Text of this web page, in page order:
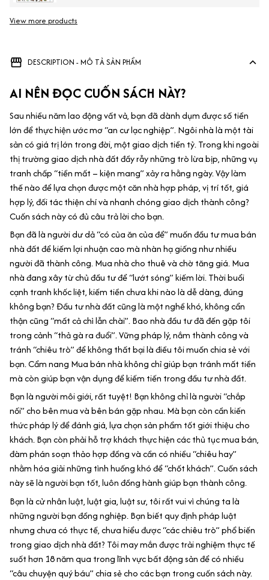
View more products
DESCRIPTION - MÔ TẢ SẢN PHẨM
AI NÊN ĐỌC CUỐN SÁCH NÀY?
Sau nhiều năm lao động vất vả, bạn đã dành dụm được số tiền
lớn để thực hiện ước mơ “an cư lạc nghiệp”. Ngôi nhà là một tài
sản có giá trị lớn trong đời, một giao dịch tiền tỷ. Trong khi ngoài
thị trường giao dịch nhà đất đầy rẫy những trò lừa bịp, những vụ
tranh chấp “tiền mất – kiện mang” xảy ra hằng ngày. Vậy làm
thế nào để lựa chọn được một căn nhà hợp pháp, vị trí tốt, giá
hợp lý, đối tác thiện chí và nhanh chóng giao dịch thành công?
Cuốn sách này có đủ câu trả lời cho bạn.
Bạn đã là người dư dả “có của ăn của để” muốn đầu tư mua bán
nhà đất để kiếm lợi nhuận cao mà nhàn hạ giống như nhiều
người đã thành công. Mua nhà cho thuê và chờ tăng giá. Mua
nhà đang xây từ chủ đầu tư để “lướt sóng” kiếm lời. Thời buổi
cạnh tranh khốc liệt, kiếm tiền chưa khi nào là dễ dàng, đúng
không bạn? Đầu tư nhà đất cũng là một nghề khó, không cẩn
thận cũng “mất cả chì lẫn chài”. Bao nhà đầu tư đã đến gặp tôi
trong cảnh “thả gà ra đuổi”. Vững pháp lý, nắm thành công và
tránh “chiêu trò” để không thất bại là điều tôi muốn chia sẻ với
bạn. Cẩm nang Mua bán nhà không chỉ giúp bạn tránh mất tiền
mà còn giúp bạn vận dụng để kiếm tiến trong đầu tư nhà đất.
Bạn là người môi giới, rất tuyệt! Bạn không chỉ là người “chắp
nối” cho bên mua và bên bán gặp nhau. Mà bạn còn cần kiến
thức pháp lý để đánh giá, lựa chọn sản phẩm tốt giới thiệu cho
khách. Bạn còn phải hỗ trợ khách thực hiện các thủ tục mua bán,
đàm phán soạn thảo hợp đồng và cần có nhiều “chiêu hay”
nhằm hóa giải những tình huống khó để “chốt khách”. Cuốn sách
này sẽ là người bạn tốt, luôn đồng hành giúp bạn thành công.
Bạn là cử nhân luật, luật gia, luật sư, tôi rất vui vì chúng ta là
những người bạn đồng nghiệp. Bạn biết quy định pháp luật
nhưng chưa có thực tế, chưa hiểu được “các chiêu trò” phổ biến
trong giao dịch nhà đất? Tôi may mắn được trải nghiệm thực tế
suốt hơn 18 năm qua trong lĩnh vực bất động sản để có nhiều
“câu chuyện quý báu” chia sẻ cho các bạn trong cuốn sách này.